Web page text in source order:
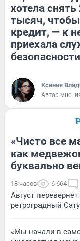
хотела снять
тысяч,
кредит, — к
приехала
безопасности
Ксения
Автор
«Чисто все
как
буквально
18 часов 6 664
Август
ретроградный
«Мы начали в